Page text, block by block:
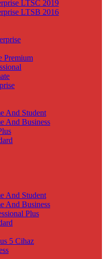
LTSC 2019
LTSB 2016
Premium
And Student
And Business
And Student
And Business
Plus
5 Cihaz